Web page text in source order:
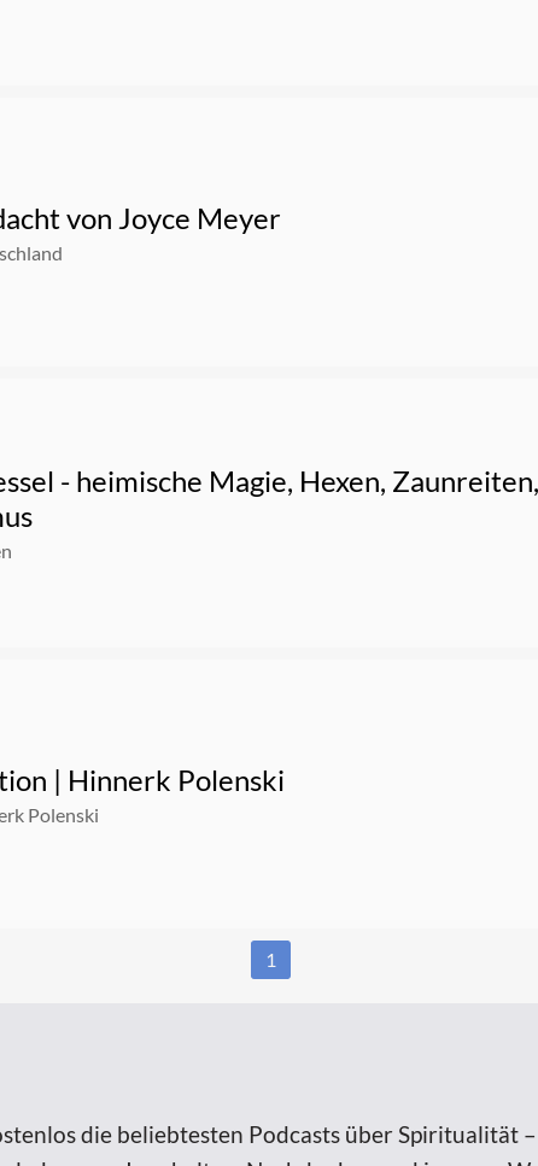
von Joyce Meyer
- heimische Magie, Hexen,
| Hinnerk Polenski
Polenski
1
die beliebtesten Podcasts über Spiritualität